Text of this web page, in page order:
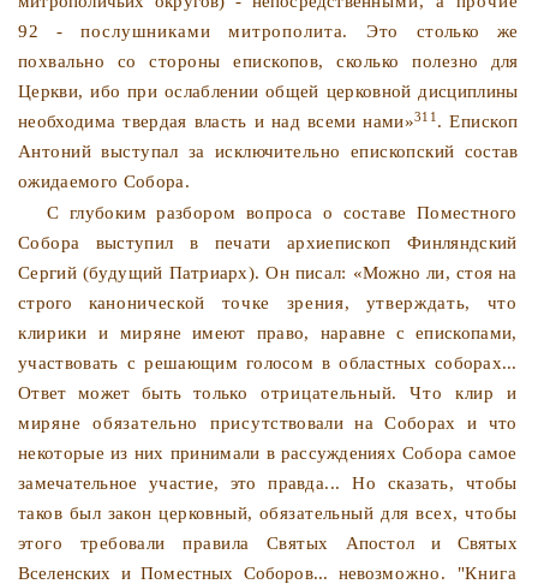
92 - послушниками митрополита. Это столько же
похвально со стороны епископов, сколько полез­но для
Церкви, ибо при ослаблении общей церковной дис­циплины
необходима твердая власть и над всеми нами»311 .Епископ
Антоний выступал за исключительно епископский состав
ожидаемого Собора.
С глубоким разбором вопроса о составе Поместного
Собо­ра выступил в печати архиепископ Финляндский
Сергий (бу­дущий Патриарх). Он писал: «Можно ли, стоя на
строго ка­нонической точке зрения, утверждать, что
клирики и миря­не имеют право, наравне с епископами,
участвовать с реша­ющим голосом в областных соборах...
Ответ может быть толь­ко отрицательный. Что клир и
миряне обязательно присутствовали на Соборах и что
некоторые из них принимали в рассуждениях Собора самое
замечательное участие, это прав­да... Но сказать, чтобы
таков был закон церковный, обяза­тельный для всех, чтобы
этого требовали правила Святых Апостол и Святых
Вселенских и Поместных Соборов... невоз­можно. "Книга